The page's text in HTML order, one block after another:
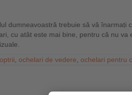
dumneavoastră trebuie să vă
cu atât este mai bine, pentru că nu
ochelari de vedere ochelari pentru